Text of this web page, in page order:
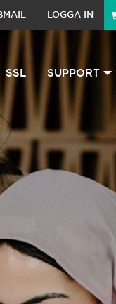
LOGGA IN
SSL SUPPORT